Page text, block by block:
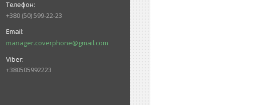
+380 (50) 599-22-23
manager.coverphone@gmail.com
+380505992223